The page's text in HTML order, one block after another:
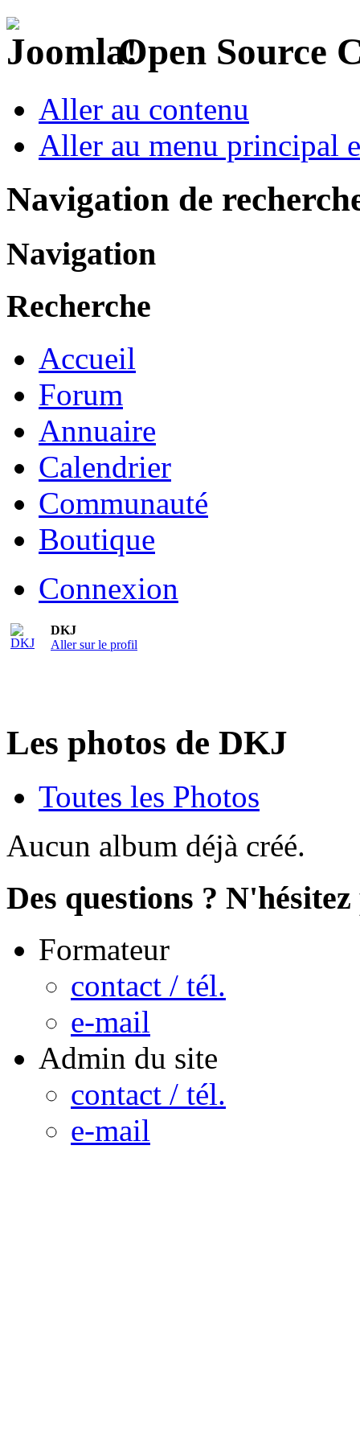
Open Source
Aller au contenu
Aller au menu principal
Navigation de
Navigation
Recherche
Accueil
Forum
Annuaire
Calendrier
Communauté
Boutique
Connexion
DKJ
Aller sur le profil
Les photos de DKJ
Toutes les Photos
Aucun album déjà créé.
Des questions ?
Formateur
contact / tél.
e-mail
Admin du site
contact / tél.
e-mail